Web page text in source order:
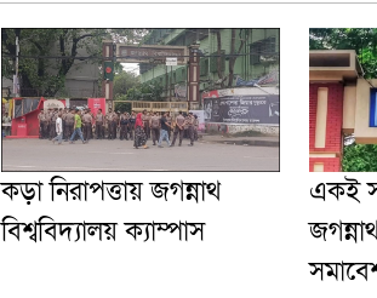
কড়া নিরাপত্তায় জগন্নাথ
বিশ্ববিদ্যালয় ক্যাম্পাস
একই